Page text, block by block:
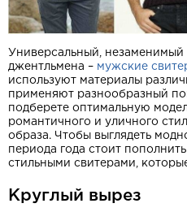
Универсальный, незаменимый
джентльмена – мужские
используют материалы
применяют разнообразный
подберете оптимальную
романтичного и уличного
образа. Чтобы выглядеть
периода года стоит
стильными свитерами,
Круглый вырез